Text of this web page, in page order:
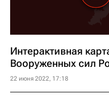
Интерактивная
Вооруженных сил
22 июня 2022, 17:18